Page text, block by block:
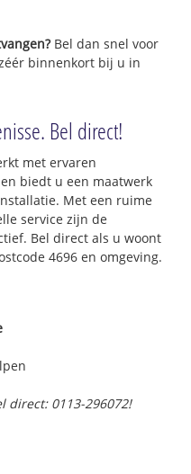
Bel dan snel voor
binnenkort bij u in
Bel direct!
met ervaren
biedt u een maatwerk
Met een ruime
service zijn de
Bel direct als u woont
4696 en omgeving.
direct: 0113-296072!